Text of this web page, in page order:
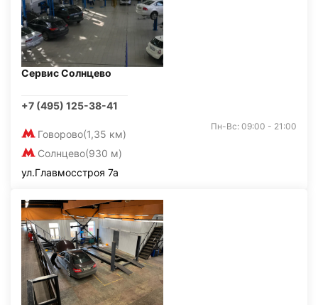
Сервис Солнцево
+7 (495) 125-38-41
Говорово(1,35 км)
Солнцево(930 м)
Пн-Вс: 09:00 - 21:00
ул.Главмосстроя 7а